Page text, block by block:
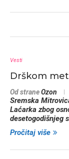
Vesti
Drškom
Od straneOzon
Sremska
Laćarka zbog
desetogodišnjeg
Pročitaj više